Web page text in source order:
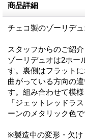
商品詳細
チェコ製のゾーリデュ
スタッフからのご紹介
ゾーリデュオは2ホー
す。裏側はフラットに
曲がっている方向の
す。組み合わせて模
「ジェットレッドラ
ーンのメタリック色で
※製造中の変形・欠け